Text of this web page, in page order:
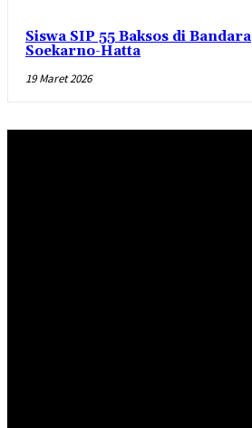
Siswa SIP 55 Baksos di Bandara
Soekarno-Hatta
19 Maret 2026